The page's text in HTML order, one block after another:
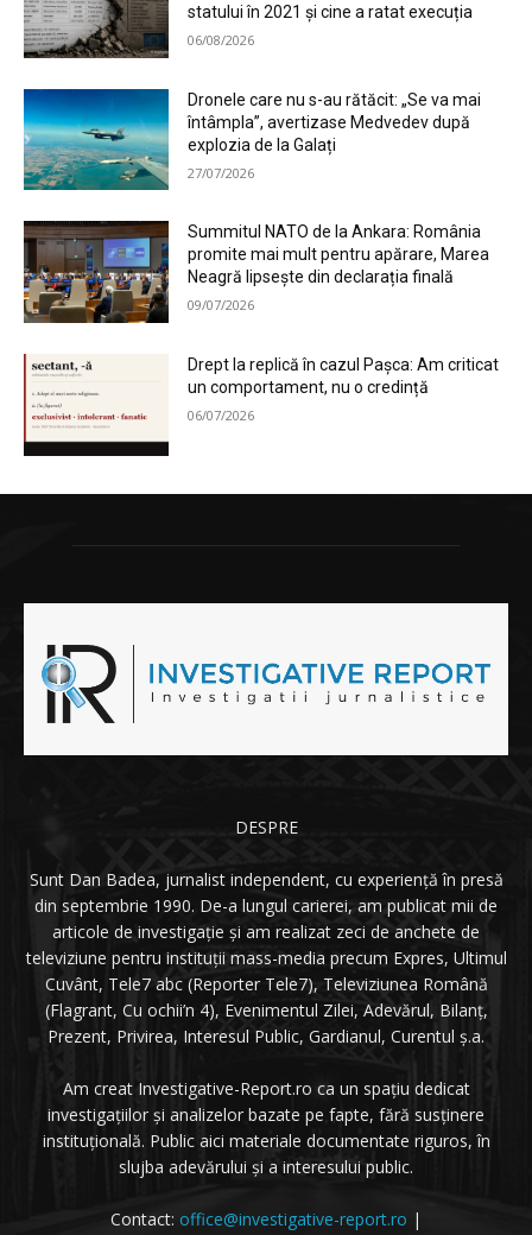
statului în 2021 și cine a ratat execuția
06/08/2026
Dronele care nu s-au rătăcit: „Se va mai
întâmpla”, avertizase Medvedev după
explozia de la Galați
27/07/2026
Summitul NATO de la Ankara: România
promite mai mult pentru apărare, Marea
Neagră lipsește din declarația finală
09/07/2026
Drept la replică în cazul Pașca: Am criticat
un comportament, nu o credință
06/07/2026
DESPRE
Sunt Dan Badea, jurnalist independent, cu experiență în presă
din septembrie 1990. De-a lungul carierei, am publicat mii de
articole de investigație și am realizat zeci de anchete de
televiziune pentru instituții mass-media precum Expres, Ultimul
Cuvânt, Tele7 abc (Reporter Tele7), Televiziunea Română
(Flagrant, Cu ochii’n 4), Evenimentul Zilei, Adevărul, Bilanț,
Prezent, Privirea, Interesul Public, Gardianul, Curentul ș.a.
Am creat Investigative-Report.ro ca un spațiu dedicat
investigațiilor și analizelor bazate pe fapte, fără susținere
instituțională. Public aici materiale documentate riguros, în
slujba adevărului și a interesului public.
Contact: office@investigative-report.ro |